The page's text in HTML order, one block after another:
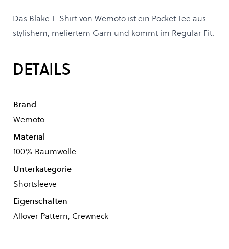
Das Blake T-Shirt von Wemoto ist ein Pocket Tee aus
stylishem, meliertem Garn und kommt im Regular Fit.
DETAILS
Brand
Wemoto
Material
100% Baumwolle
Unterkategorie
Shortsleeve
Eigenschaften
Allover Pattern, Crewneck